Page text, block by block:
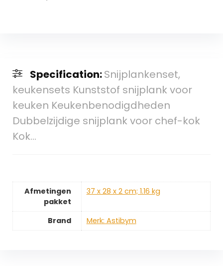
Specification:Snijplankenset,
keukensets Kunststof snijplank voor
keuken Keukenbenodigdheden
Dubbelzijdige snijplank voor chef-kok
Kok…
Afmetingen
pakket
‎37 x 28 x 2 cm; 1.16 kg
Brand Merk: Astibym